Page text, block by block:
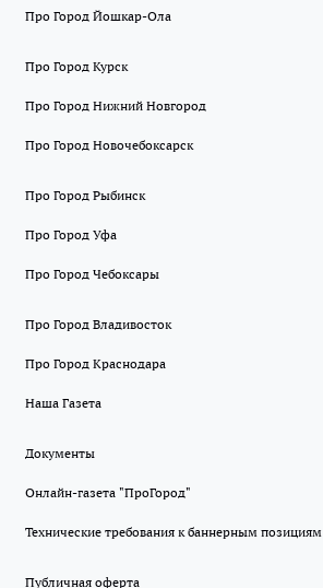
Про Город Йошкар-Ола
Про Город Курск
Про Город Нижний Новгород
Про Город Новочебоксарск
Про Город Рыбинск
Про Город Уфа
Про Город Чебоксары
Про Город Владивосток
Про Город Краснодара
Наша Газета
Документы
Онлайн-газета "ПроГород"
Технические требования к баннерным позициям
Публичная оферта